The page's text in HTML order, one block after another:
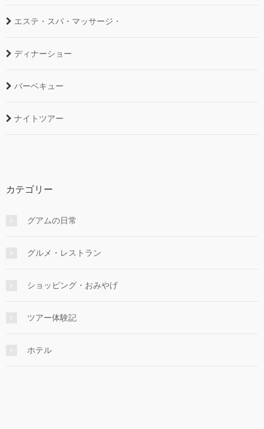
エステ・スパ・マッサージ・
ディナーショー
バーベキュー
ナイトツアー
カテゴリー
グアムの日常
グルメ・レストラン
ショッピング・おみやげ
ツアー体験記
ホテル